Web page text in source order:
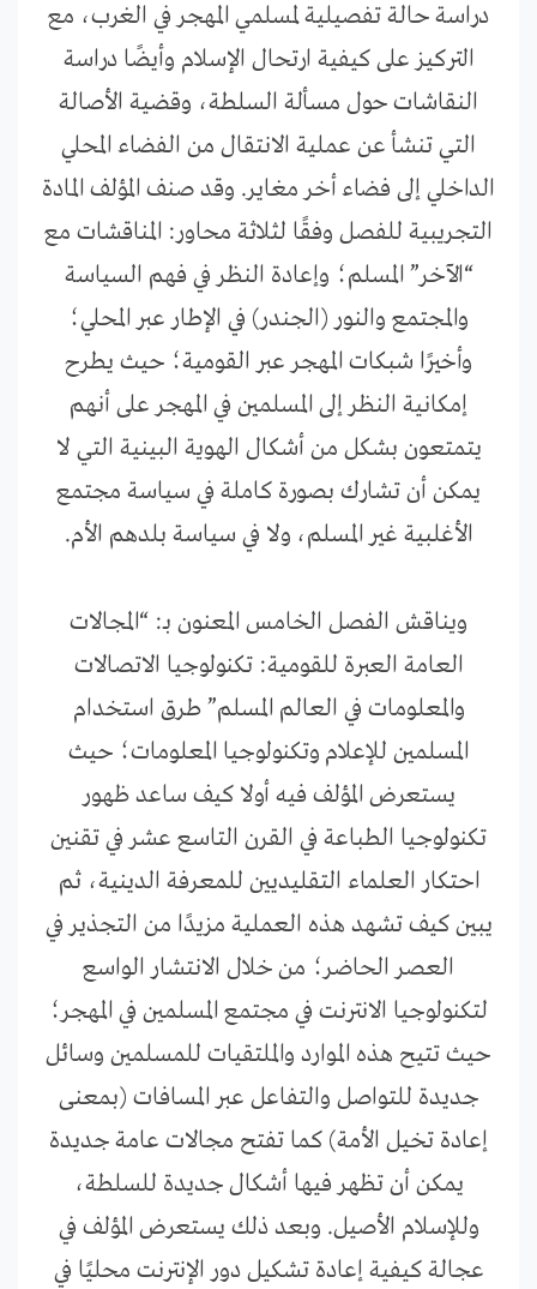
دراسة حالة تفصيلية لمسلمي المهجر في الغرب، مع
التركيز على كيفية ارتحال الإسلام وأيضًا دراسة
النقاشات حول مسألة السلطة، وقضية الأصالة
التي تنشأ عن عملية الانتقال من الفضاء المحلي
الداخلي إلى فضاء أخر مغاير. وقد صنف المؤلف المادة
التجريبية للفصل وفقًا لثلاثة محاور: المناقشات مع
“الآخر” المسلم؛ وإعادة النظر في فهم السياسة
والمجتمع والنور (الجندر) في الإطار عبر المحلي؛
وأخيرًا شبكات المهجر عبر القومية؛ حيث يطرح
إمكانية النظر إلى المسلمين في المهجر على أنهم
يتمتعون بشكل من أشكال الهوية البينية التي لا
يمكن أن تشارك بصورة كاملة في سياسة مجتمع
الأغلبية غير المسلم، ولا في سياسة بلدهم الأم.
ويناقش الفصل الخامس المعنون بـ: “المجالات
العامة العبرة للقومية: تكنولوجيا الاتصالات
والمعلومات في العالم المسلم” طرق استخدام
المسلمين للإعلام وتكنولوجيا المعلومات؛ حيث
يستعرض المؤلف فيه أولا كيف ساعد ظهور
تكنولوجيا الطباعة في القرن التاسع عشر في تقنين
احتكار العلماء التقليديين للمعرفة الدينية، ثم
يبين كيف تشهد هذه العملية مزيدًا من التجذير في
العصر الحاضر؛ من خلال الانتشار الواسع
لتكنولوجيا الانترنت في مجتمع المسلمين في المهجر؛
حيث تتيح هذه الموارد والملتقيات للمسلمين وسائل
جديدة للتواصل والتفاعل عبر المسافات (بمعنى
إعادة تخيل الأمة) كما تفتح مجالات عامة جديدة
يمكن أن تظهر فيها أشكال جديدة للسلطة،
وللإسلام الأصيل. وبعد ذلك يستعرض المؤلف في
عجالة كيفية إعادة تشكيل دور الإنترنت محليًا في